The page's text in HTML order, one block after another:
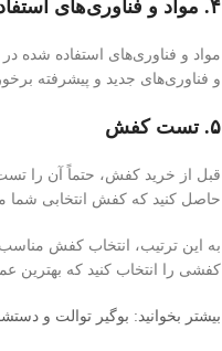
۴. مواد و فناوری‌های استفاده شده در کفش
مواد و فناوری‌های استفاده شده
و فناوری‌های جدید و پیشرفته
۵. تست کفش
قبل از خرید کفش، حتماً آن را
حاصل کنید که کفش انتخابی شما
به این ترتیب، انتخاب کفش
کفشی را انتخاب کنید که بهترین
بیشتر بخوانید: بوگیر توالت و